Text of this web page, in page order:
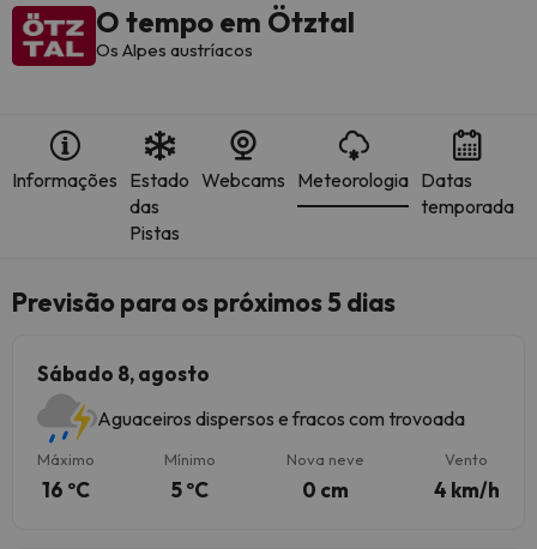
O tempo em Ötztal
Os Alpes austríacos
Informações Estado
das
Pistas
Webcams Meteorologia Datas
temporada
Previsão para os próximos 5 dias
Sábado 8, agosto
Aguaceiros dispersos e fracos com trovoada
Máximo
16 ºC
Mínimo
5 ºC
Nova neve
0 cm
Vento
4 km/h